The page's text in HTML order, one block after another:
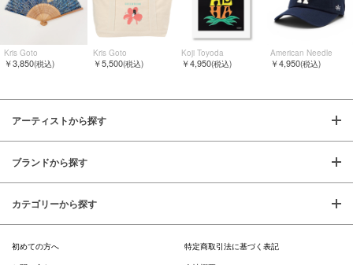
Kris Goto
￥3,850(税込)
Kris Goto
￥5,500(税込)
Koji Toyoda
￥4,950(税込)
American Needle
￥4,950(税込)
アーティストから探す
ブランドから探す
カテゴリーから探す
初めての方へ
特定商取引法に基づく表記